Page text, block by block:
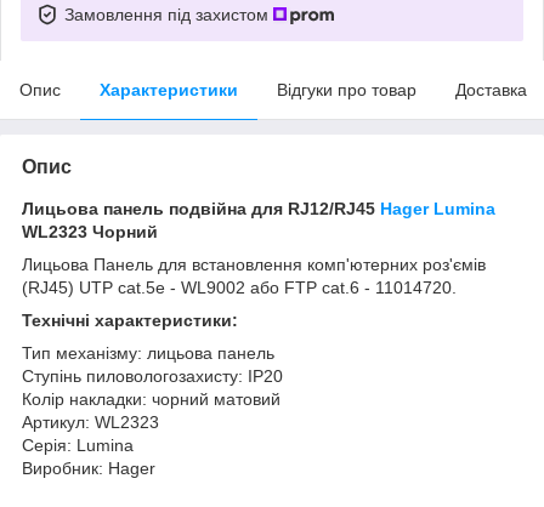
Замовлення під захистом
Опис Характеристики Відгуки про товар Доставка
Опис
Лицьова панель подвійна для RJ12/RJ45 Hager Lumina
WL2323 Чорний
Лицьова Панель для встановлення комп'ютерних роз'ємів
(RJ45) UTP cat.5e - WL9002 або FTP cat.6 - 11014720.
Технічні характеристики:
Тип механізму: лицьова панель
Ступінь пиловологозахисту: IP20
Колір накладки: чорний матовий
Артикул: WL2323
Серія: Lumina
Виробник: Hager